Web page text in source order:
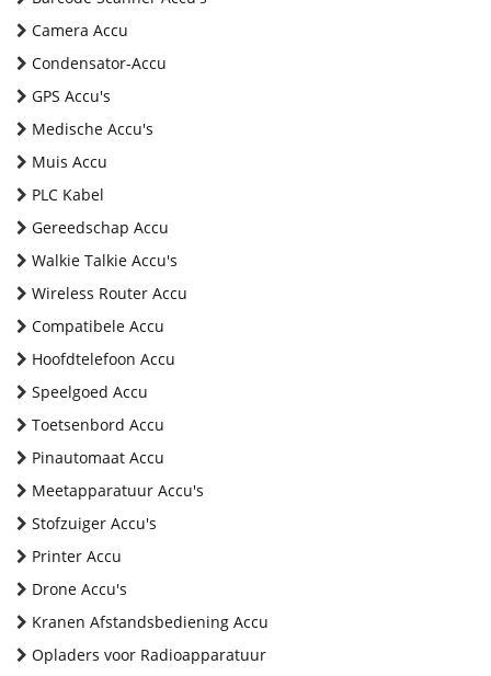
Camera Accu
Condensator-Accu
GPS Accu's
Medische Accu's
Muis Accu
PLC Kabel
Gereedschap Accu
Walkie Talkie Accu's
Wireless Router Accu
Compatibele Accu
Hoofdtelefoon Accu
Speelgoed Accu
Toetsenbord Accu
Pinautomaat Accu
Meetapparatuur Accu's
Stofzuiger Accu's
Printer Accu
Drone Accu's
Kranen Afstandsbediening Accu
Opladers voor Radioapparatuur